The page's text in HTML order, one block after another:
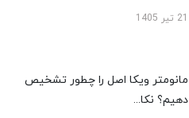
21 تیر 1405
مانومتر ویکا اصل را چطور تشخیص
دهیم؟ نکا...